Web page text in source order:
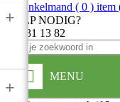
Winkelmand ( 0 ) item
HULP NODIG?
013 31 13 82
MENU
+
+